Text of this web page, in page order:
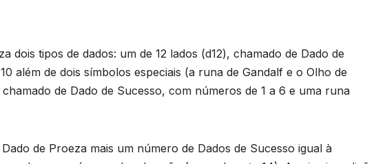
dois tipos de dados: um de 12 lados (d12), chamado de Dado de
além de dois símbolos especiais (a runa de Gandalf e o Olho de
de Dado de Sucesso, com números de 1 a 6 e uma runa
de Proeza mais um número de Dados de Sucesso igual à